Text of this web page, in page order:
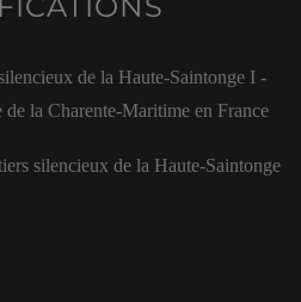
de la Haute-Saintonge I -
de la Charente-Maritime en France
silencieux de la Haute-Saintonge